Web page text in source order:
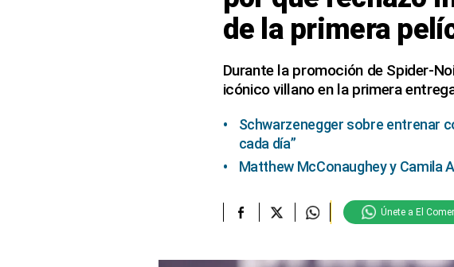
de la primera
Durante la promoción de Spider-
icónico villano en la primera
Schwarzenegger sobre entrenar
cada día”
Matthew McConaughey y Camila
Únete a El